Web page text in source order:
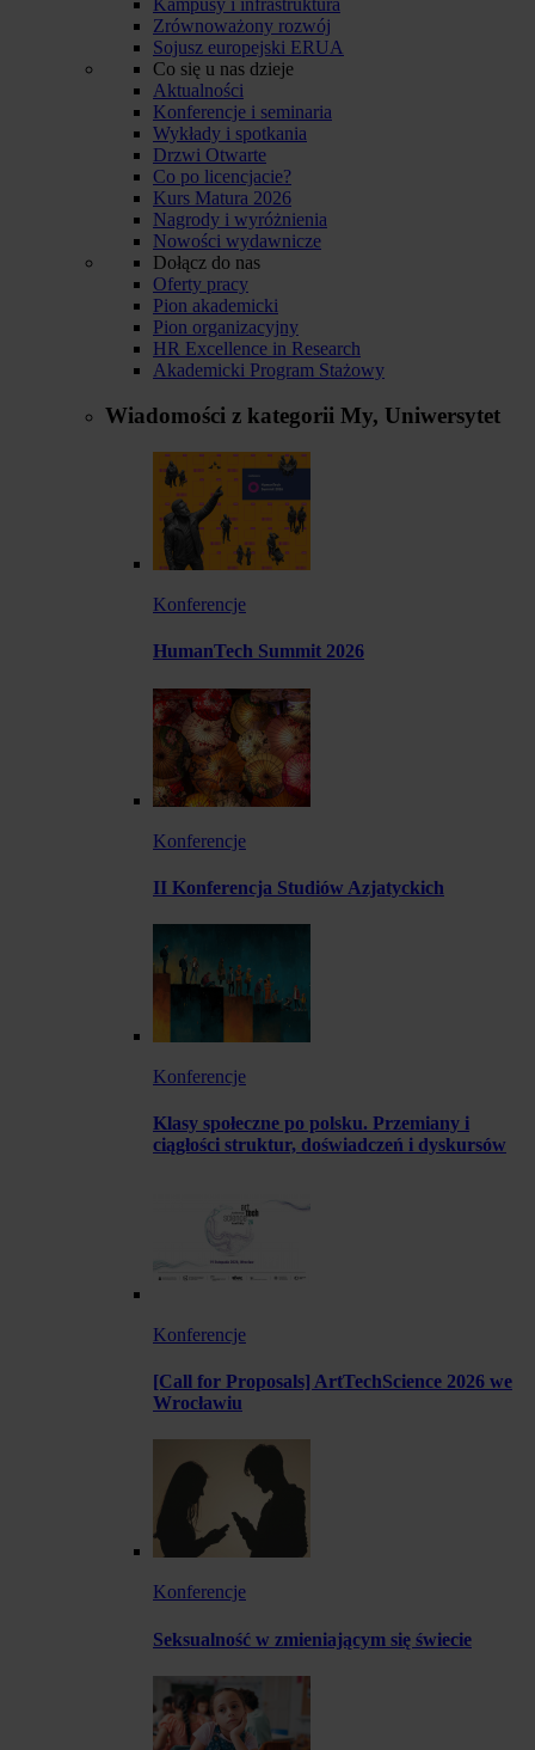
Zrównoważony rozwój
Sojusz europejski ERUA
Co się u nas dzieje
Aktualności
Konferencje i seminaria
Wykłady i spotkania
Drzwi Otwarte
Co po licencjacie?
Kurs Matura 2026
Nagrody i wyróżnienia
Nowości wydawnicze
Dołącz do nas
Oferty pracy
Pion akademicki
Pion organizacyjny
HR Excellence in Research
Akademicki Program Stażowy
Wiadomości z kategorii My, Uniwersytet
Konferencje
HumanTech Summit 2026
Konferencje
II Konferencja Studiów Azjatyckich
Konferencje
Klasy społeczne po polsku. Przemiany i
ciągłości struktur, doświadczeń i dyskursów
Konferencje
[Call for Proposals] ArtTechScience 2026 we
Wrocławiu
Konferencje
Seksualność w zmieniającym się świecie